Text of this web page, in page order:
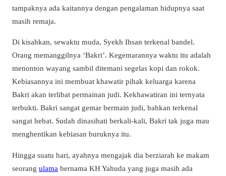
tampaknya ada kaitannya dengan pengalaman hidupnya saat
masih remaja.
Di kisahkan, sewaktu muda, Syekh Ihsan terkenal bandel.
Orang memanggilnya ‘Bakri’. Kegemarannya waktu itu adalah
menonton wayang sambil ditemani segelas kopi dan rokok.
Kebiasannya ini membuat khawatir pihak keluarga karena
Bakri akan terlibat permainan judi. Kekhawatiran ini ternyata
terbukti. Bakri sangat gemar bermain judi, bahkan terkenal
sangat hebat. Sudah dinasihati berkali-kali, Bakri tak juga mau
menghentikan kebiasan buruknya itu.
Hingga suatu hari, ayahnya mengajak dia berziarah ke makam
seorang ulama bernama KH Yahuda yang juga masih ada